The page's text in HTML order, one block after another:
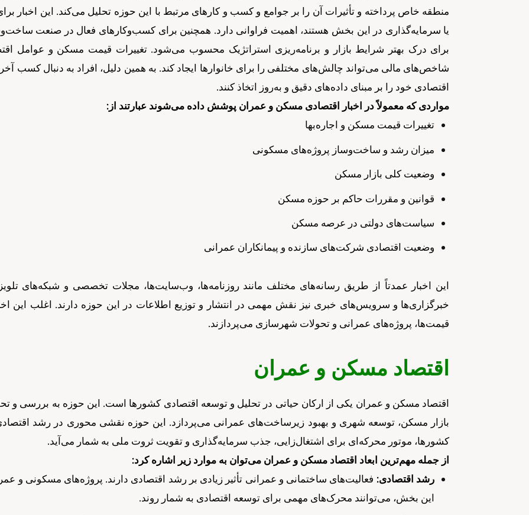
منطقه خاص پرداخته و تأثیرات آن را بر جوامع و کسب و کارهای مرتبط با این حوزه تحلیل می‌کند. این اخبار
یا سرمایه‌گذاری در این بخش هستند، اهمیت فراوانی دارد. همچنین برای کسب‌وکارهای فعال در صنعت
برای درک بهتر شرایط بازار و برنامه‌ریزی استراتژیک محسوب می‌شود. تغییرات قیمت مسکن و عوامل
شاخص‌های مالی می‌تواند چالش‌های مختلفی را برای خانوارها ایجاد کند. به همین دلیل، افراد به دنبال کسب
اقتصادی خود را بر مبنای داده‌های دقیق و به‌روز اتخاذ کنند.
مواردی که معمولاً در اخبار اقتصادی مسکن و عمران پوشش داده می‌شوند عبارتند از:
تغییرات قیمت مسکن و اجاره‌بها
میزان رشد و ساخت‌وساز پروژه‌های مسکونی
وضعیت کلی بازار مسکن
قوانین و مقررات حاکم بر حوزه مسکن
سیاست‌های دولتی در عرصه مسکن
وضعیت اقتصادی شرکت‌های سازنده و پیمانکاران عمرانی
این اخبار عمدتاً از طریق رسانه‌های مختلف مانند روزنامه‌ها، وب‌سایت‌ها، مجلات تخصصی و شبکه‌های
خبرگزاری‌ها و سرویس‌های خبری نیز نقش مهمی در انتشار و توزیع اطلاعات در این حوزه دارند. اغلب این
قیمت‌ها، پروژه‌های عمرانی و تحولات شهرسازی می‌پردازند.
اقتصاد مسکن و عمران
اقتصاد مسکن و عمران یکی از ارکان حیاتی در تحلیل و توسعه اقتصادی کشورها است. این حوزه به بررسی و
بازار مسکن، توسعه شهری و بهبود زیرساخت‌های عمرانی می‌پردازد. این حوزه نقشی محوری در رشد اقتصادی
کشورها، موتور محرکه‌ای برای اشتغال‌زایی، جذب سرمایه‌گذاری و تقویت ثروت ملی به شمار می‌آید.
از جمله مهم‌ترین ابعاد اقتصاد مسکن و عمران می‌توان به موارد زیر اشاره کرد:
رشد اقتصادی: فعالیت‌های ساختمانی و عمرانی تأثیر زیادی بر رشد اقتصادی دارند. پروژه‌های مسکونی و
این بخش، می‌توانند محرک‌های مهمی برای توسعه اقتصادی به شمار روند.